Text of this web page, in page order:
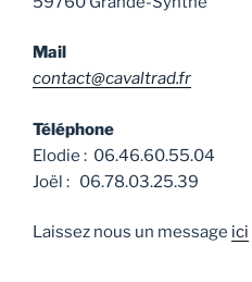
Mail
contact@cavaltrad.fr
Téléphone
Elodie : 06.46.60.55.04
Joël : 06.78.03.25.39
Laissez nous un message ici